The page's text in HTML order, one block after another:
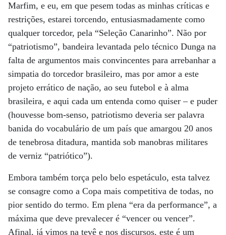
Marfim, e eu, em que pesem todas as minhas críticas e
restrições, estarei torcendo, entusiasmadamente como
qualquer torcedor, pela “Seleção Canarinho”. Não por
“patriotismo”, bandeira levantada pelo técnico Dunga na
falta de argumentos mais convincentes para arrebanhar a
simpatia do torcedor brasileiro, mas por amor a este
projeto errático de nação, ao seu futebol e à alma
brasileira, e aqui cada um entenda como quiser – e puder
(houvesse bom-senso, patriotismo deveria ser palavra
banida do vocabulário de um país que amargou 20 anos
de tenebrosa ditadura, mantida sob manobras militares
de verniz “patriótico”).
Embora também torça pelo belo espetáculo, esta talvez
se consagre como a Copa mais competitiva de todas, no
pior sentido do termo. Em plena “era da performance”, a
máxima que deve prevalecer é “vencer ou vencer”.
Afinal, já vimos na tevê e nos discursos, este é um